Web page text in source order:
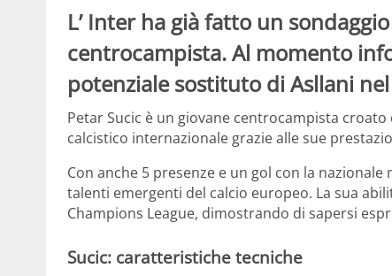
L’ Inter ha già fatto un
centrocampista. Al momento
potenziale sostituto di Asllani
Petar Sucic è un giovane centrocampista
calcistico internazionale grazie alle sue
Con anche 5 presenze e un gol con la
talenti emergenti del calcio europeo. La sua
Champions League, dimostrando di sapersi
Sucic: caratteristiche tecniche